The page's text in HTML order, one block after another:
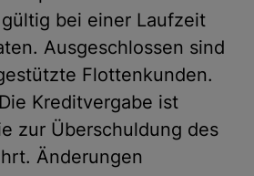
bei einer Laufzeit
Ausgeschlossen sind
Flottenkunden.
Kreditvergabe ist
zur Überschuldung des
Änderungen